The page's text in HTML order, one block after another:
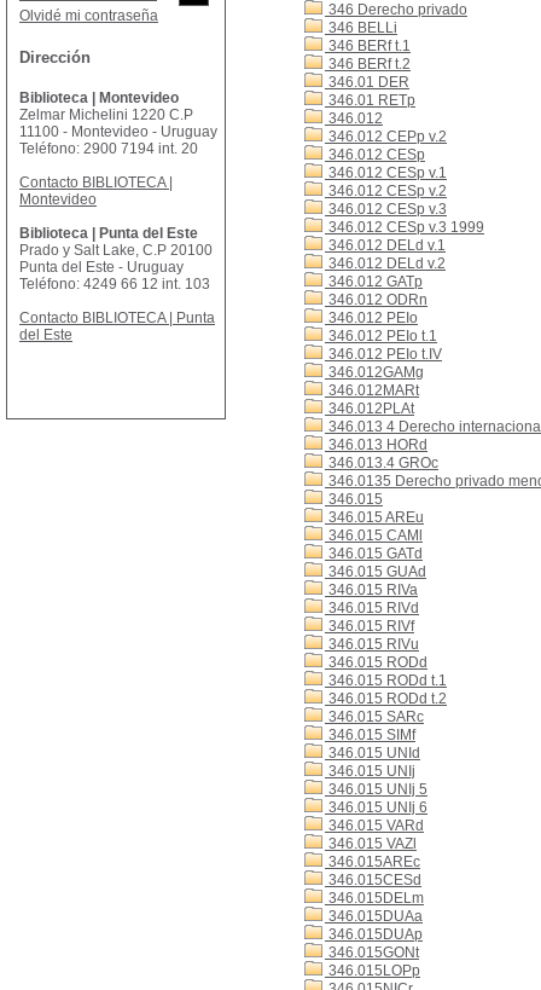
346 Derecho privado
346 BELLi
346 BERf t.1
346 BERf t.2
346.01 DER
346.01 RETp
346.012
346.012 CEPp v.2
346.012 CESp
346.012 CESp v.1
346.012 CESp v.2
346.012 CESp v.3
346.012 CESp v.3 1999
346.012 DELd v.1
346.012 DELd v.2
346.012 GATp
346.012 ODRn
346.012 PEIo
346.012 PEIo t.1
346.012 PEIo t.IV
346.012GAMg
346.012MARt
346.012PLAt
346.013 4 Derecho
346.013 HORd
346.013.4 GROc
346.0135 Derecho privado
346.015
346.015 AREu
346.015 CAMl
346.015 GATd
346.015 GUAd
346.015 RIVa
346.015 RIVd
346.015 RIVf
346.015 RIVu
346.015 RODd
346.015 RODd t.1
346.015 RODd t.2
346.015 SARc
346.015 SIMf
346.015 UNId
346.015 UNIj
346.015 UNIj 5
346.015 UNIj 6
346.015 VARd
346.015 VAZl
346.015AREc
346.015CESd
346.015DELm
346.015DUAa
346.015DUAp
346.015GONt
346.015LOPp
Olvidé mi contraseña
Dirección
Biblioteca | Montevideo
Zelmar Michelini 1220 C.P
11100 - Montevideo - Uruguay
Teléfono: 2900 7194 int. 20
Contacto BIBLIOTECA |
Montevideo
Biblioteca | Punta del Este
Prado y Salt Lake, C.P 20100
Punta del Este - Uruguay
Teléfono: 4249 66 12 int. 103
Contacto BIBLIOTECA | Punta
del Este